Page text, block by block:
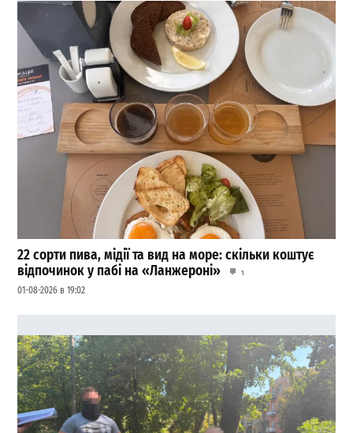
22 сорти пива, мідії та вид на море: скільки коштує
відпочинок у пабі на «Ланжероні»
1
01-08-2026 в 19:02